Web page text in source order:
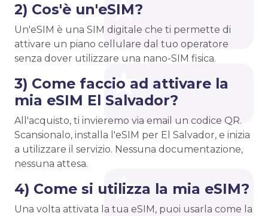
2) Cos'è un'eSIM?
Un'eSIM è una SIM digitale che ti permette di
attivare un piano cellulare dal tuo operatore
senza dover utilizzare una nano-SIM fisica.
3) Come faccio ad attivare la
mia eSIM El Salvador?
All'acquisto, ti invieremo via email un codice QR.
Scansionalo, installa l'eSIM per El Salvador, e inizia
a utilizzare il servizio. Nessuna documentazione,
nessuna attesa.
4) Come si utilizza la mia eSIM?
Una volta attivata la tua eSIM, puoi usarla come la